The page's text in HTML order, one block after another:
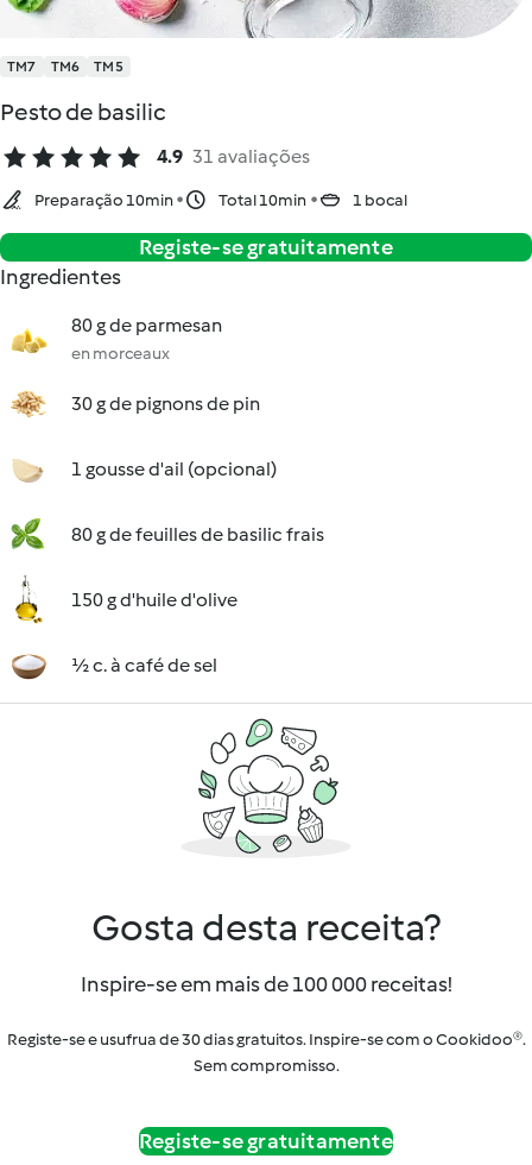
TM7 TM6 TM5
Pesto de basilic
4.9 31 avaliações
Preparação 10min Total 10min 1 bocal
Registe-se gratuitamente
Ingredientes
80 g de parmesan
en morceaux
30 g de pignons de pin
1 gousse d'ail (opcional)
80 g de feuilles de basilic frais
150 g d'huile d'olive
½ c. à café de sel
Gosta desta receita?
Inspire-se em mais de 100 000 receitas!
Registe-se e usufrua de 30 dias gratuitos. Inspire-se com o Cookidoo®.
Sem compromisso.
Registe-se gratuitamente